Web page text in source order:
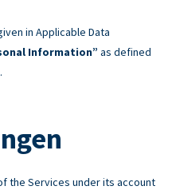
in Applicable Data
Information” as defined
the Services under its account